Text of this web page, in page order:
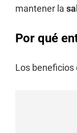
mantener la
Por qué
Los